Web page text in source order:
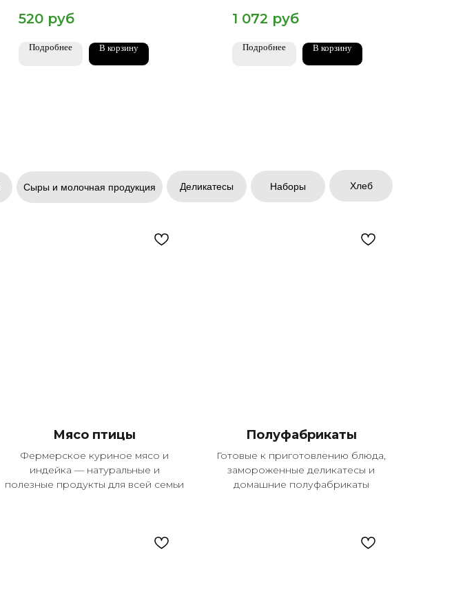
520 руб
Подробнее В корзину
1 072 руб
Подробнее В корзину
Сыры и молочная продукция Деликатесы Наборы Хлеб
Мясо птицы
Фермерское куриное мясо и
индейка — натуральные и
полезные продукты для всей семьи
Полуфабрикаты
Готовые к приготовлению блюда,
замороженные деликатесы и
домашние полуфабрикаты